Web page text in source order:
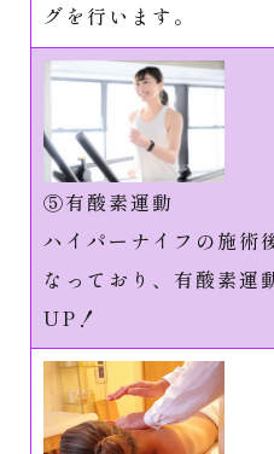
グを行います。
⑤有酸素運動
ハイパーナイフの施術
なっており、有酸素運
UP！